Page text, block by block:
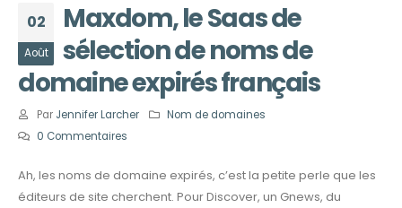
02
Août
Maxdom, le Saas de
sélection de noms de
domaine expirés français
Par Jennifer Larcher
Nom de domaines
0 Commentaires
Ah, les noms de domaine expirés, c’est la petite perle que les
éditeurs de site cherchent. Pour Discover, un Gnews, du